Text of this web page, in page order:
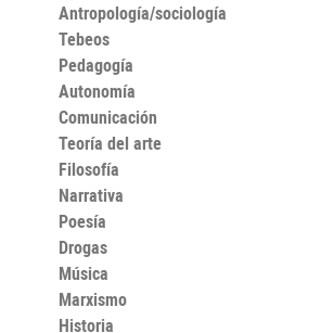
Antropología/sociología
Tebeos
Pedagogía
Autonomía
Comunicación
Teoría del arte
Filosofía
Narrativa
Poesía
Drogas
Música
Marxismo
Historia